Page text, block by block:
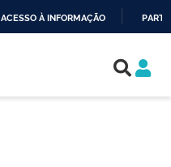
ACESSO À INFORMAÇÃO